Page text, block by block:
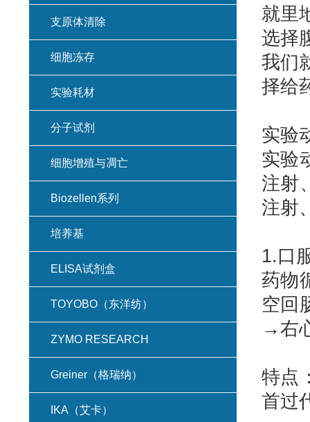
就里
选择
我们
择给
实验
实验
注射
注射
1.口
药物
空回
→右
特点
首过
支原体清除
细胞冻存
实验耗材
分子试剂
细胞增殖与凋亡
Biozellen系列
培养基
ELISA试剂盒
TOYOBO（东洋纺）
ZYMO RESEARCH
Greiner（格瑞纳）
IKA（艾卡）